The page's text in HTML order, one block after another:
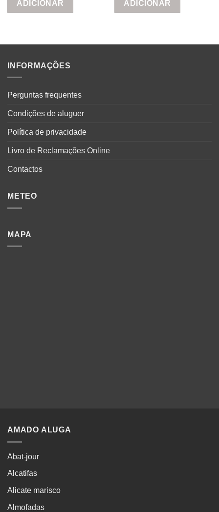
ADICIONAR ADICIONAR
INFORMAÇÕES
Perguntas frequentes
Condições de aluguer
Política de privacidade
Livro de Reclamações Online
Contactos
METEO
MAPA
AMADO ALUGA
Abat-jour
Alcatifas
Alicate marisco
Almofadas